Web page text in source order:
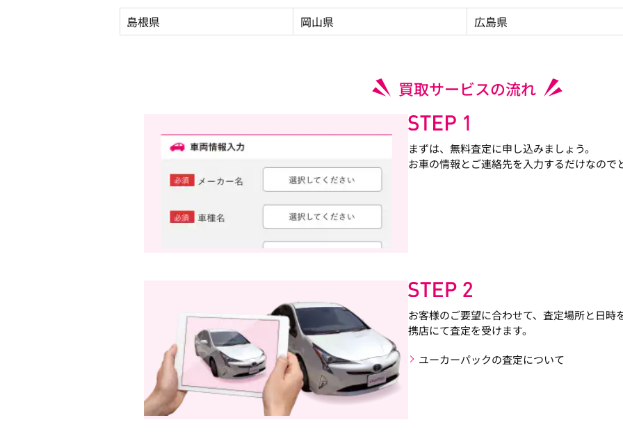
島根県 岡山県 広島県
買取サービスの流れ
まずは、無料査定に申し込みましょう。
お車の情報とご連絡先を入力するだけなので
お客様のご要望に合わせて、査定場所と日時
携店にて査定を受けます。
ユーカーパックの査定について